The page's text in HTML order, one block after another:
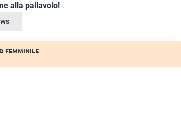
alla pallavolo!
FEMMINILE